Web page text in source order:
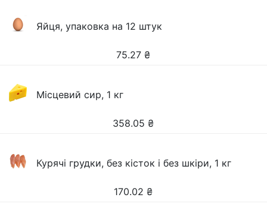
Яйця, упаковка на 12 штук
75.27 ₴
Місцевий сир, 1 кг
358.05 ₴
Курячі грудки, без кісток і без шкіри, 1 кг
170.02 ₴